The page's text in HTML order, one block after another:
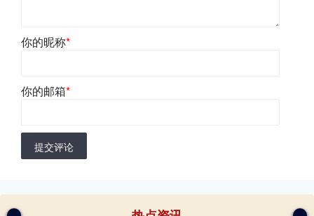
你的昵称*
你的邮箱*
提交评论